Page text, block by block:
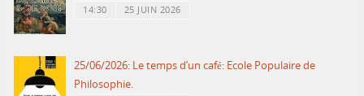
14:30 25 JUIN 2026
25/06/2026: Le temps d’un café: Ecole Populaire de
Philosophie.